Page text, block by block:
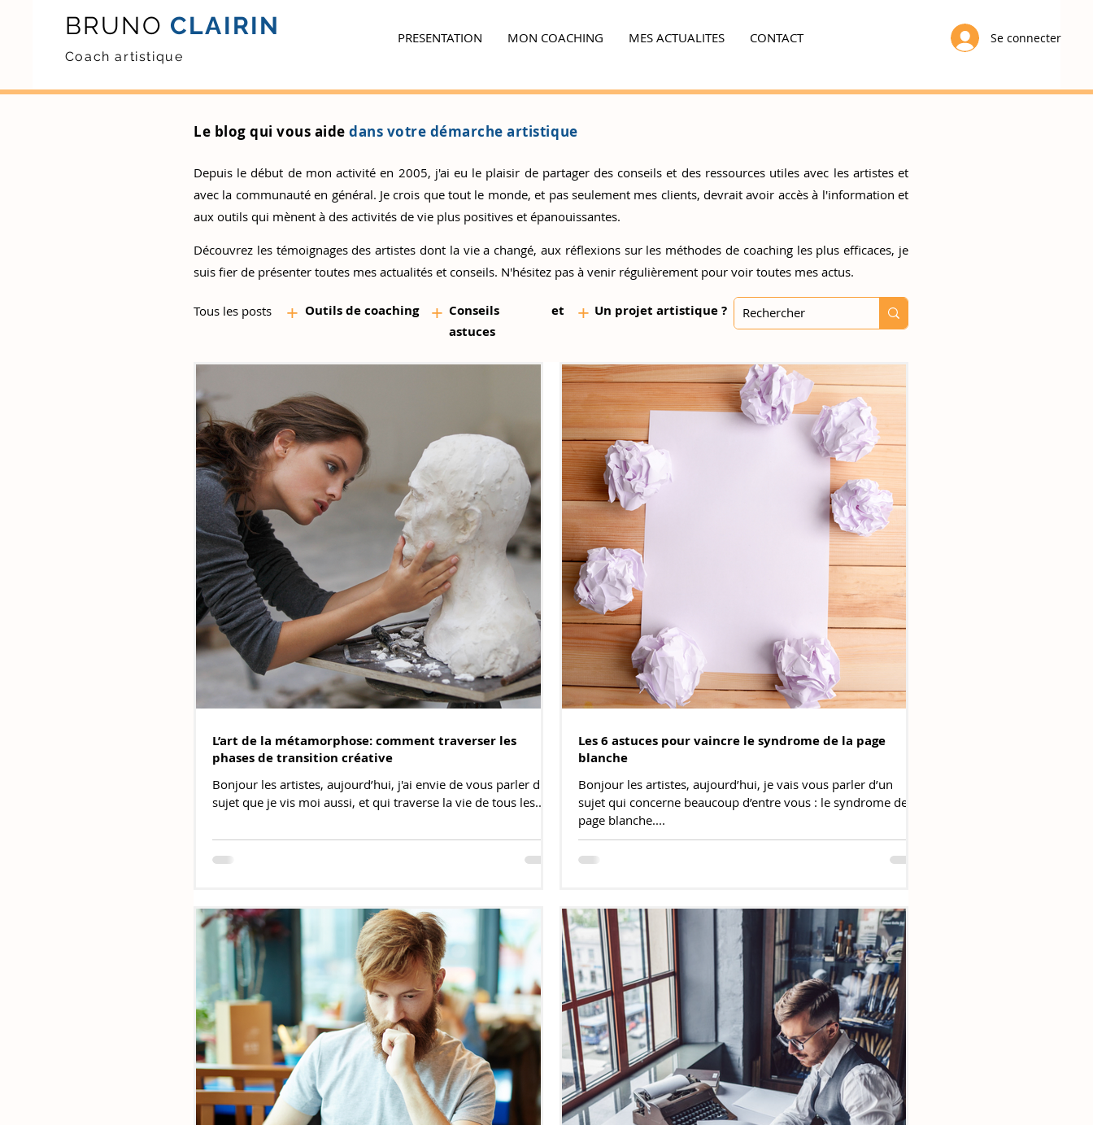
BRUNO CLAIRIN
Coach artistique
PRESENTATION MON COACHING MES ACTUALITES CONTACT Se connecter
Le blog qui vous aidedans votre démarche artistique
Depuis le début de mon activité en 2005, j'ai eu le plaisir de partager des conseils et des ressources utiles avec les artistes et
avec la communauté en général. Je crois que tout le monde, et pas seulement mes clients, devrait avoir accès à l'information et
aux outils qui mènent à des activités de vie plus positives et épanouissantes.
Découvrez les témoignages des artistes dont la vie a changé, aux réflexions sur les méthodes de coaching les plus efficaces, je
suis fier de présenter toutes mes actualités et conseils. N'hésitez pas à venir régulièrement pour voir toutes mes actus.
Tous les posts + Outils de coaching + Conseils et
astuces
+ Un projet artistique ?
Ensemble, faites la différence...
L’art de la métamorphose: comment traverser les
phases de transition créative
Bonjour les artistes, aujourd’hui, j'ai envie de vous parler d'un
sujet que je vis moi aussi, et qui traverse la vie de tous les...
Les 6 astuces pour vaincre le syndrome de la page
blanche
Bonjour les artistes, aujourd’hui, je vais vous parler d’un
sujet qui concerne beaucoup d’entre vous : le syndrome de la
page blanche....